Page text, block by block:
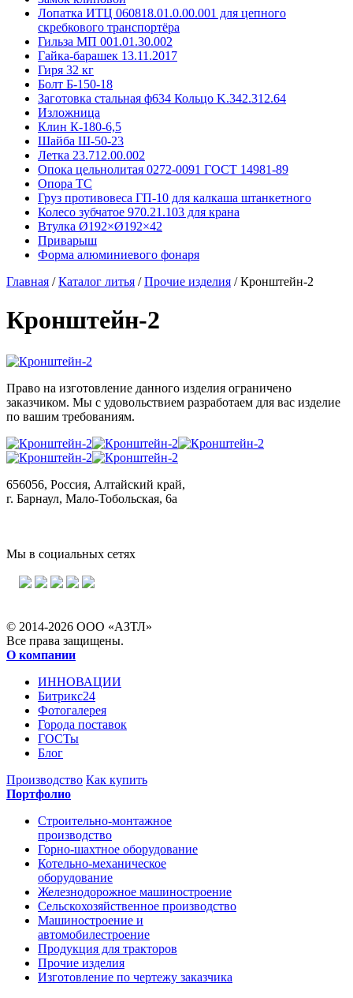
Лопатка ИТЦ 060818.01.0.00.001 для цепного
скребкового транспортёра
Гильза МП 001.01.30.002
Гайка-барашек 13.11.2017
Гиря 32 кг
Болт Б-150-18
Заготовка стальная ф634 Кольцо K.342.312.64
Изложница
Клин К-180-6,5
Шайба Ш-50-23
Летка 23.712.00.002
Опока цельнолитая 0272-0091 ГОСТ 14981-89
Опора ТС
Груз противовеса ГП-10 для калкаша штанкетного
Колесо зубчатое 970.21.103 для крана
Втулка Ø192×Ø192×42
Приварыш
Форма алюминиевого фонаря
Главная /Каталог литья /Прочие изделия /Кронштейн-2
Кронштейн-2
Право на изготовление данного изделия ограничено
заказчиком. Мы с удовольствием разработаем для вас изделие
по вашим требованиям.
656056, Россия, Алтайский край,
г. Барнаул, Мало-Тобольская, 6а
Мы в социальных сетях
© 2014-2026 ООО «АЗТЛ»
Все права защищены.
О компании
ИННОВАЦИИ
Битрикс24
Фотогалерея
Города поставок
ГОСТы
Блог
Производство Как купить
Портфолио
Строительно-монтажное
производство
Горно-шахтное оборудование
Котельно-механическое
оборудование
Железнодорожное машиностроение
Сельскохозяйственное производство
Машиностроение и
автомобилестроение
Продукция для тракторов
Прочие изделия
Изготовление по чертежу заказчика